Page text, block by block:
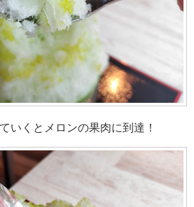
いくとメロンの果肉に到達！